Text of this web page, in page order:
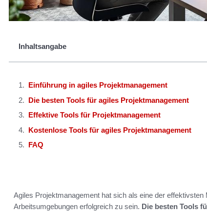
Inhaltsangabe
Einführung in agiles Projektmanagement
Die besten Tools für agiles Projektmanagement
Effektive Tools für Projektmanagement
Kostenlose Tools für agiles Projektmanagement
FAQ
Agiles Projektmanagement hat sich als eine der
Arbeitsumgebungen erfolgreich zu sein. Die besten Tools